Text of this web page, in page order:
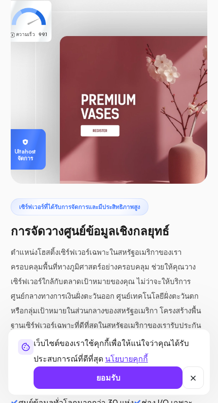
เว็บไซต์ของเราใช้คุกกี้เพื่อให้แน่ใจว่าคุณได้รับ
ประสบการณ์ที่ดีที่สุด นโยบายคุกกี้
ยอมรับ
เซิร์ฟเวอร์ที่ได้รับการจัดการและมีประสิทธิภาพสูง
การจัดวางศูนย์ข้อมูลเชิงกลยุทธ์
ตำแหน่งโฮสติ้งเซิร์ฟเวอร์เฉพาะในสหรัฐอเมริกาของเรา
ครอบคลุมพื้นที่ทางภูมิศาสตร์อย่างครอบคลุม ช่วยให้คุณวาง
เซิร์ฟเวอร์ใกล้กับตลาดเป้าหมายของคุณ ไม่ว่าจะให้บริการ
ศูนย์กลางทางการเงินฝั่งตะวันออก ศูนย์เทคโนโลยีฝั่งตะวันตก
หรือกลุ่มเป้าหมายในส่วนกลางของสหรัฐอเมริกา โครงสร้างพื้น
ฐานเซิร์ฟเวอร์เฉพาะที่ดีที่สุดในสหรัฐอเมริกาของเรารับประกัน
การเชื่อมต่อที่ดีที่สุดและลดความหน่วงในทุกภูมิภาค
ซีพียูความเร็วสัญญาณนาฬิกาสูง
ความเร็ว 99.1
Ultahost
จัดการ